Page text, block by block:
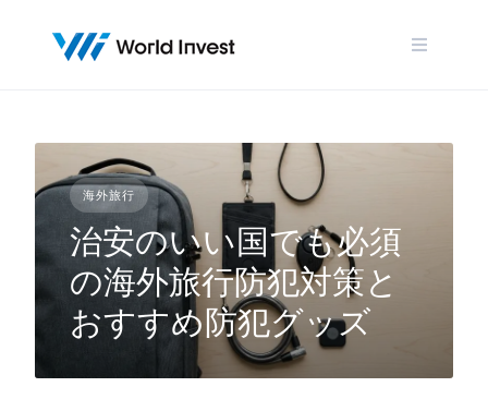
海外旅行
治安のいい国でも必須
の海外旅行防犯対策と
おすすめ防犯グッズ